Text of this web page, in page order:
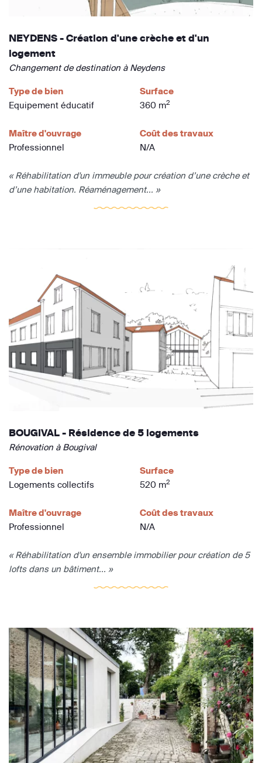
NEYDENS - Création d'une crèche et d'un
logement
Changement de destination à Neydens
Type de bien
Equipement éducatif
Surface
360 m2
Maître d'ouvrage
Professionnel
Coût des travaux
N/A
« Réhabilitation d'un immeuble pour création d’une crèche et
d’une habitation. Réaménagement... »
BOUGIVAL - Résidence de 5 logements
Rénovation à Bougival
Type de bien
Logements collectifs
Surface
520 m2
Maître d'ouvrage
Professionnel
Coût des travaux
N/A
« Réhabilitation d'un ensemble immobilier pour création de 5
lofts dans un bâtiment... »